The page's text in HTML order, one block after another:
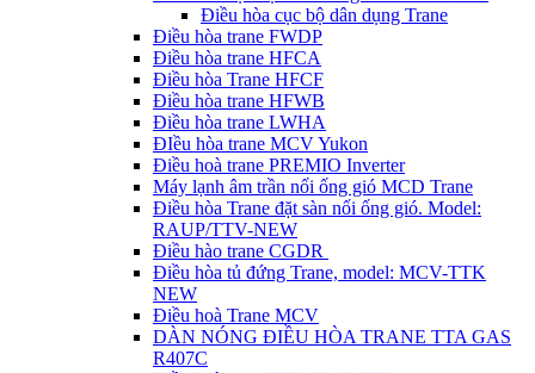
Điều hòa cục bộ dân dụng Trane
Điều hòa trane FWDP
Điều hòa trane HFCA
Điều hòa Trane HFCF
Điều hòa trane HFWB
Điều hòa trane LWHA
ĐIều hòa trane MCV Yukon
Điều hoà trane PREMIO Inverter
Máy lạnh âm trần nối ống gió MCD Trane
Điều hòa Trane đặt sàn nối ống gió. Model:
RAUP/TTV-NEW
Điều hào trane CGDR
Điều hòa tủ đứng Trane, model: MCV-TTK
NEW
Điều hoà Trane MCV
DÀN NÓNG ĐIỀU HÒA TRANE TTA GAS
R407C